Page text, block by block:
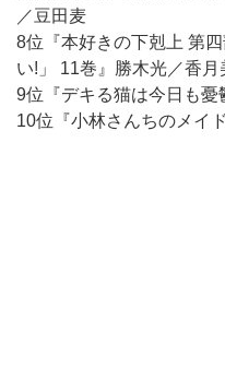
／豆田麦
8位『本好きの下剋上 第
い!」 11巻』勝木光／香
9位『デキる猫は今日も憂
10位『小林さんちのメイ